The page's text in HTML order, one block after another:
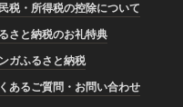
税・所得税の控除について
さと納税のお礼特典
ガふるさと納税
あるご質問・お問い合わせ